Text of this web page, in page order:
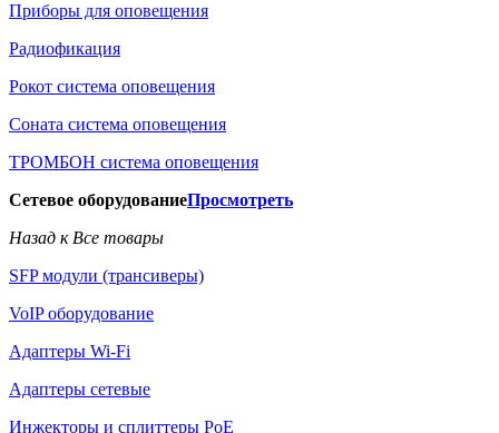
Приборы для оповещения
Радиофикация
Рокот система оповещения
Соната система оповещения
ТРОМБОН система оповещения
Сетевое оборудованиеПросмотреть
Назад к Все товары
SFP модули (трансиверы)
VoIP оборудование
Адаптеры Wi-Fi
Адаптеры сетевые
Инжекторы и сплиттеры РоЕ